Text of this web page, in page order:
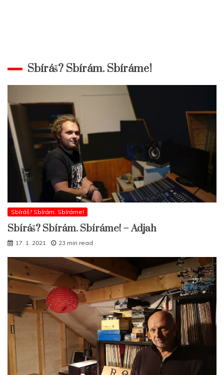
Sbíráš? Sbírám. Sbíráme!
Sbíráš? Sbírám. Sbíráme!
Sbíráš? Sbírám. Sbíráme! – Adjah
17. 1. 2021 23 min read